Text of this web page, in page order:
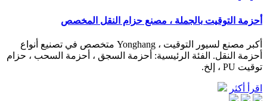
أحزمة التوقيت بالجملة ، مصنع حزام النقل المخصص
أكبر مصنع لسيور التوقيت ، Yonghang متخصص في تصنيع أنواع
أحزمة النقل. الفئة الرئيسية: أحزمة السجق ، أحزمة السحب ، حزام
توقيت PU ، إلخ.
اقرأ أكثر